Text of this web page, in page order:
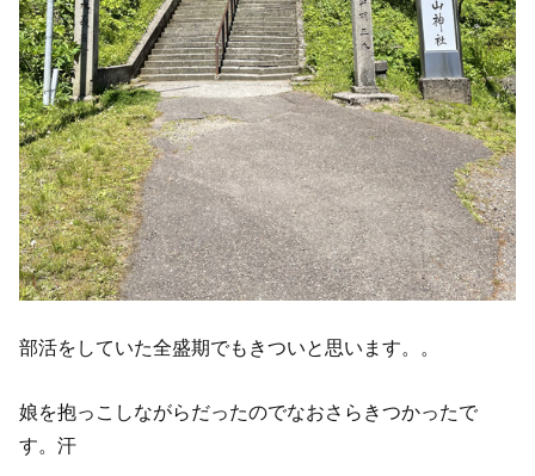
部活をしていた全盛期でもきついと思います。。
娘を抱っこしながらだったのでなおさらきつかったで
す。汗